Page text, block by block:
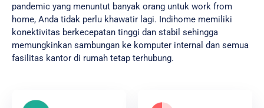
pandemic yang menuntut banyak orang untuk work from
home, Anda tidak perlu khawatir lagi. Indihome memiliki
konektivitas berkecepatan tinggi dan stabil sehingga
memungkinkan sambungan ke komputer internal dan semua
fasilitas kantor di rumah tetap terhubung.